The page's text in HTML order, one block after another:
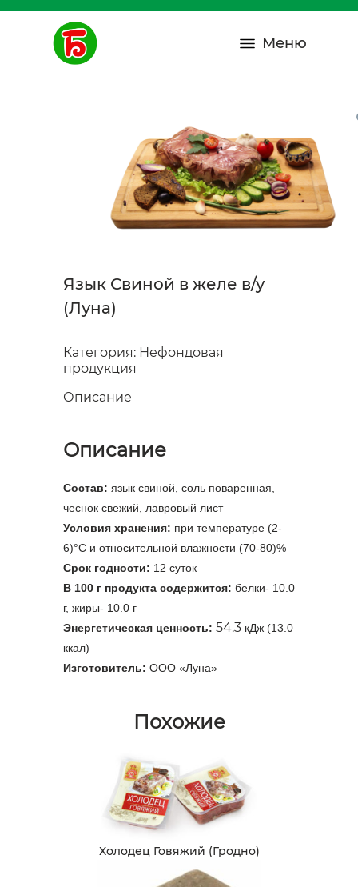
Меню
Язык Свиной в желе в/у
(Луна)
Категория: Нефондовая
продукция
Описание
Описание
Состав: язык свиной, соль поваренная,
чеснок свежий, лавровый лист
Условия хранения: при температуре (2-
6)°C и относительной влажности (70-80)%
Срок годности: 12 суток
В 100 г продукта содержится: белки- 10.0
г, жиры- 10.0 г
Энергетическая ценность: 54.3 кДж (13.0
ккал)
Изготовитель: ООО «Луна»
Похожие
Холодец Говяжий (Гродно)